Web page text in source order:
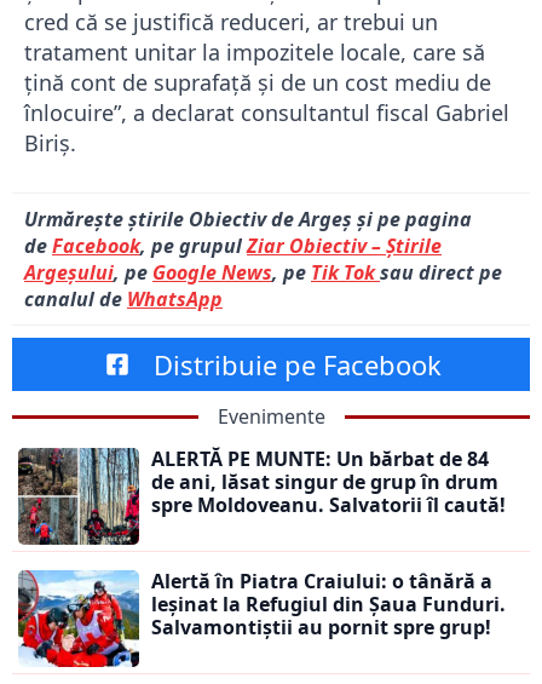
cred că se justifică reduceri, ar trebui un
tratament unitar la impozitele locale, care să
ţină cont de suprafaţă şi de un cost mediu de
înlocuire”, a declarat consultantul fiscal Gabriel
Biriș.
Urmărește știrile Obiectiv de Argeș și pe pagina
deFacebook, pe grupulZiar Obiectiv – Știrile
Argeșului, pe Google News, pe Tik Toksau direct pe
canalul de WhatsApp
Distribuie pe Facebook
Evenimente
ALERTĂ PE MUNTE: Un bărbat de 84
de ani, lăsat singur de grup în drum
spre Moldoveanu. Salvatorii îl caută!
Alertă în Piatra Craiului: o tânără a
leșinat la Refugiul din Șaua Funduri.
Salvamontiștii au pornit spre grup!